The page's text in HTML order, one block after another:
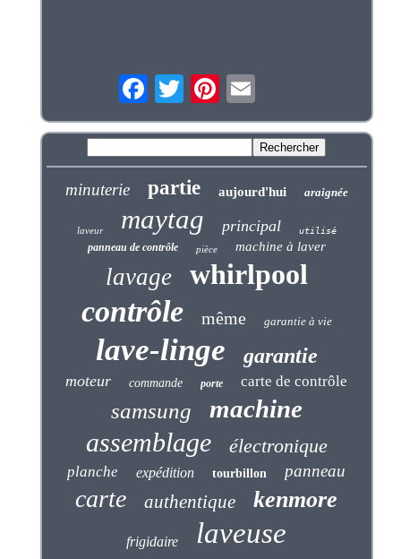
minuterie partie aujourd'hui araignée
laveur maytag principal utilisé
panneau de contrôle pièce machine à laver
lavage whirlpool
contrôle même garantie à vie
lave-linge garantie
moteur commande porte carte de contrôle
samsung machine
assemblage électronique
planche expédition tourbillon panneau
carte authentique kenmore
frigidaire laveuse